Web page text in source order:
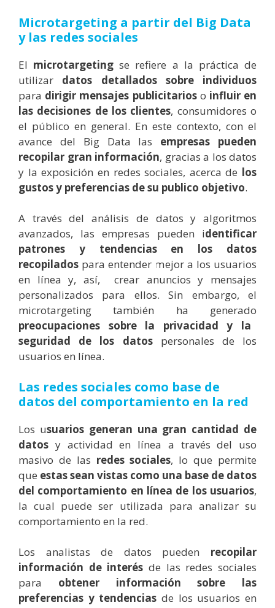
Microtargeting a partir del Big Data
y las redes sociales
El microtargeting se refiere a la práctica de
utilizar datos detallados sobre individuos
para dirigir mensajes publicitarioso influir en
las decisiones de los clientes, consumidores o
el público en general. En este contexto, con el
avance del Big Data las empresas pueden
recopilar gran información, gracias a los datos
y la exposición en redes sociales, acerca de los
gustos y preferencias de su publico objetivo.
A través del análisis de datos y algoritmos
avanzados, las empresas pueden identificar
patrones y tendencias en los datos
recopilados para entender mejor a los usuarios
en línea y, así, crear anuncios y mensajes
personalizados para ellos. Sin embargo, el
microtargeting también ha generado
preocupaciones sobre la privacidad y la
seguridad de los datospersonales de los
usuarios en línea.
Las redes sociales como base de
datos del comportamiento en la red
Los usuarios generan una gran cantidad de
datos y actividad en línea a través del uso
masivo de las redes sociales, lo que permite
que estas sean vistas como una base de datos
del comportamiento en línea de los usuarios,
la cual puede ser utilizada para analizar su
comportamiento en la red.
Los analistas de datos pueden recopilar
información de interés de las redes sociales
para obtener información sobre las
preferencias y tendencias de los usuarios en